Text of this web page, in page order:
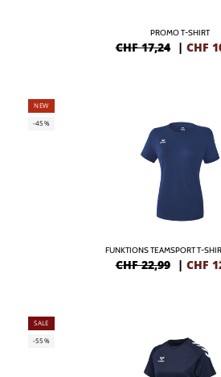
PROMO T-SHIRT
CHF 17,24 | CHF
NEW
-45%
FUNKTIONS TEAMSPORT T-
CHF 22,99 | CHF
SALE
-55%